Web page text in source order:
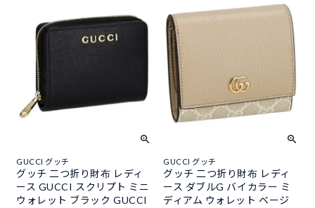
GUCCI グッチ
グッチ 二つ折り財布 レディ
ース GUCCI スクリプト ミニ
ウォレット ブラック GUCCI
GUCCI グッチ
グッチ 二つ折り財布 レディ
ース ダブルG バイカラー ミ
ディアム ウォレット ベージ